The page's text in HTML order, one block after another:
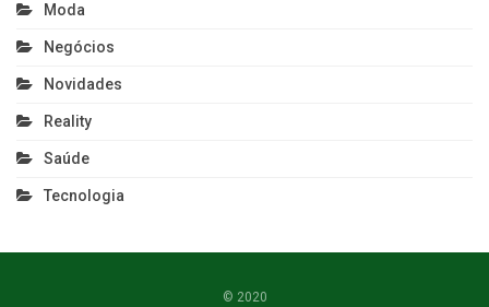
Moda
Negócios
Novidades
Reality
Saúde
Tecnologia
© 2020